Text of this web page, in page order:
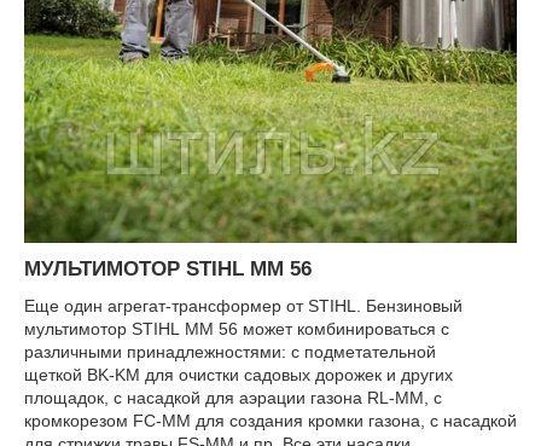
МУЛЬТИМОТОР STIHL MM 56
Еще один агрегат-трансформер от STIHL. Бензиновый
мультимотор STIHL ММ 56 может комбинироваться с
различными принадлежностями: с подметательной
щеткой BK-KM для очистки садовых дорожек и других
площадок, с насадкой для аэрации газона RL-MM, с
кромкорезом FC-MM для создания кромки газона, с насадкой